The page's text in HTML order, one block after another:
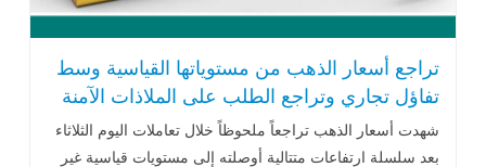
تراجع أسعار الذهب من مستوياتها القياسية وسط
تفاؤل تجاري وتراجع الطلب على الملاذات الآمنة
شهدت أسعار الذهب تراجعاً ملحوظاً خلال تعاملات اليوم الثلاثاء
بعد سلسلة ارتفاعات متتالية أوصلته إلى مستويات قياسية غير